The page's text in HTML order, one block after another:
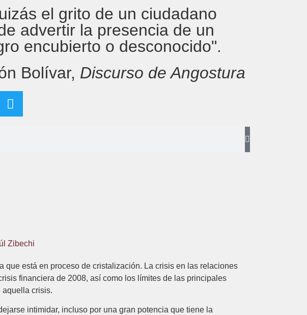
el grito de un ciudadano
advertir la presencia de un
encubierto o desconocido".
Bolívar, Discurso de Angostura
Zibechi
está en proceso de cristalización. La crisis en las relaciones
financiera de 2008, así como los límites de las principales
aquella crisis.
intimidar, incluso por una gran potencia que tiene la